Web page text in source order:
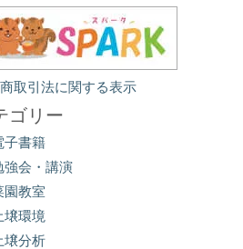
取引法に関する表示
ゴリー
子書籍
強会・講演
園教室
壌環境
壌分析